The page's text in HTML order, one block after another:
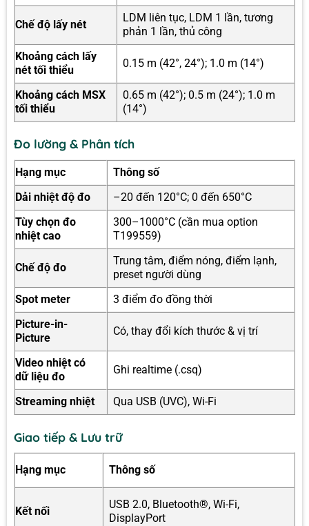
Chế độ lấy nét
LDM liên tục, LDM 1 lần, tương
phản 1 lần, thủ công
Khoảng cách lấy
nét tối thiểu
0.15 m (42°, 24°); 1.0 m (14°)
Khoảng cách MSX
tối thiểu
0.65 m (42°); 0.5 m (24°); 1.0 m
(14°)
Đo lường & Phân tích
Hạng mục
Thông số
Dải nhiệt độ đo
–20 đến 120°C; 0 đến 650°C
Tùy chọn đo
nhiệt cao
300–1000°C (cần mua option
T199559)
Chế độ đo
Trung tâm, điểm nóng, điểm lạnh,
preset người dùng
Spot meter
3 điểm đo đồng thời
Picture-in-
Picture
Có, thay đổi kích thước & vị trí
Video nhiệt có
dữ liệu đo
Ghi realtime (.csq)
Streaming nhiệt Qua USB (UVC), Wi-Fi
Giao tiếp & Lưu trữ
Hạng mục Thông số
Kết nối
USB 2.0, Bluetooth®, Wi-Fi,
DisplayPort